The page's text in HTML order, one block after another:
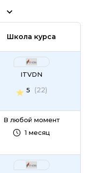
Школа курса
ITVDN
5
(22)
В любой момент
1 месяц